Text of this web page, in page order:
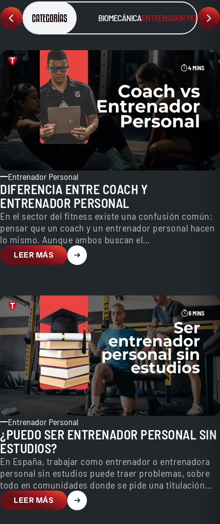
CATEGORÍAS BIOMECÁNICAENTRENADOR PERSONAL
4 MINS
Entrenador Personal
DIFERENCIA ENTRE COACH Y
ENTRENADOR PERSONAL
En el sector del fitness existe una confusión común:
pensar que un coach y un entrenador personal hacen
lo mismo. Aunque ambos buscan el…
LEER MÁS
6 MINS
Entrenador Personal
¿PUEDO SER ENTRENADOR PERSONAL SIN
ESTUDIOS?
En España, trabajar como entrenador o entrenadora
personal sin estudios puede traer problemas, sobre
todo en comunidades donde se pide una titulación
mínima o…
LEER MÁS